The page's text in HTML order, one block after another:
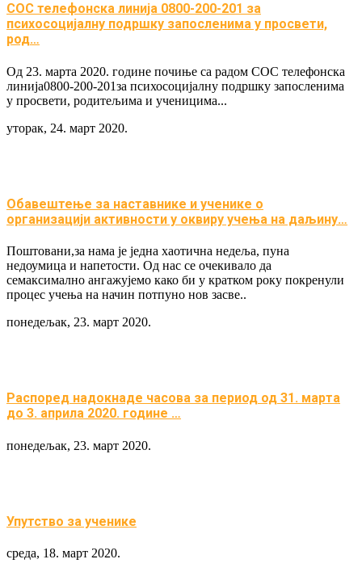
СОС телефонска линија 0800-200-201 за
психосоцијалну подршку запосленима у просвети,
род…
Од 23. марта 2020. године почиње са радом СОС телефонска
линија0800-200-201за психосоцијалну подршку запосленима
у просвети, родитељима и ученицима...
уторак, 24. март 2020.
Обавештење за наставнике и ученике о
организацији активности у оквиру учења на даљину…
Поштовани,за нама је једна хаотична недеља, пуна
недоумица и напетости. Од нас се очекивало да
семаксимално ангажујемо како би у кратком року покренули
процес учења на начин потпуно нов засве..
понедељак, 23. март 2020.
Распоред надокнаде часова за период од 31. марта
до 3. априла 2020. године …
понедељак, 23. март 2020.
Упутство за ученике
среда, 18. март 2020.